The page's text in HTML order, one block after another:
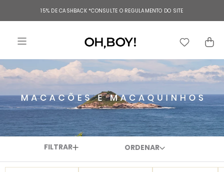
15% DE CASHBACK *CONSULTE O REGULAMENTO DO SITE
FILTRAR
TERMOS MAIS BUSCADOS
vestido longo
3º
blusa
4º
vestido midi
5º
calça
6º
vestido curto
7
tricot
calça jeans
9º
macacão